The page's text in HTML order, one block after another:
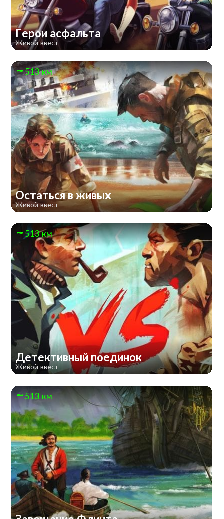
Герои асфальта
Живой квест
513 км
Остаться в живых
Живой квест
513 км
Детективный поединок
Живой квест
513 км